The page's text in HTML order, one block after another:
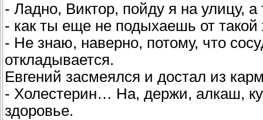
- Ладно, Виктор, пойду я на улицу,
- как ты еще не подыхаешь от такой
- Не знаю, наверно, потому, что
откладывается.
Евгений засмеялся и достал из
- Холестерин… На, держи, алкаш,
здоровье.